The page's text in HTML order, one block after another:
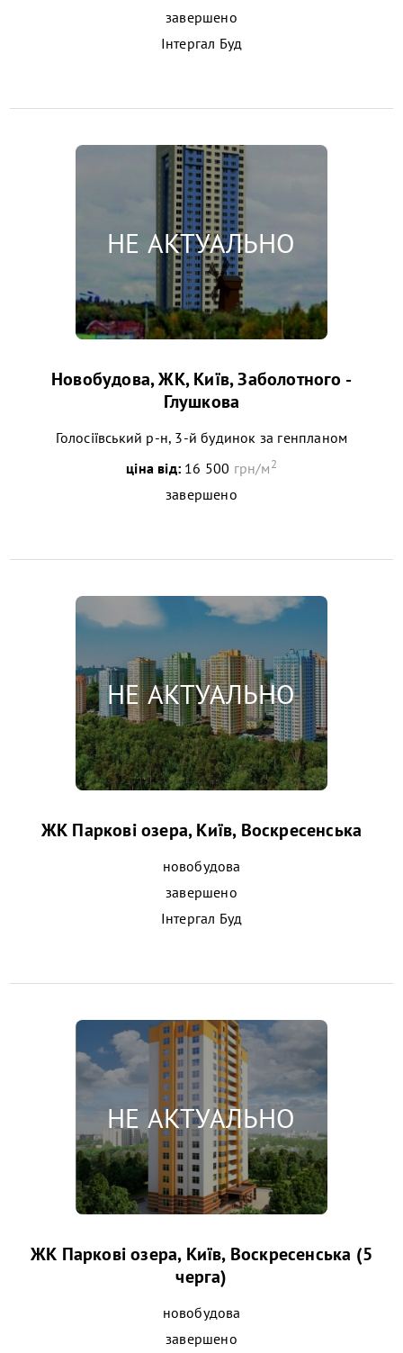
завершено
Інтергал Буд
Новобудова, ЖК, Київ, Заболотного -
Глушкова
Голосіївський р-н, 3-й будинок за генпланом
ціна від: 16 500 грн/м2
завершено
ЖК Паркові озера, Київ, Воскресенська
новобудова
завершено
Інтергал Буд
ЖК Паркові озера, Київ, Воскресенська (5
черга)
новобудова
завершено